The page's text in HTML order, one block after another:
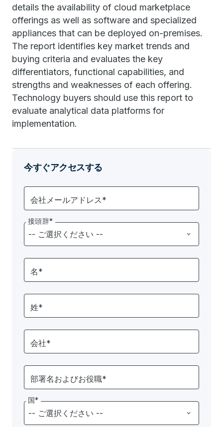
details the availability of cloud marketplace
offerings as well as software and specialized
appliances that can be deployed on-premises.
The report identifies key market trends and
buying criteria and evaluates the key
differentiators, functional capabilities, and
strengths and weaknesses of each offering.
Technology buyers should use this report to
evaluate analytical data platforms for
implementation.
今すぐアクセスする
会社メールアドレス*
接頭辞*
名*
姓*
会社*
部署名およびお役職*
国*